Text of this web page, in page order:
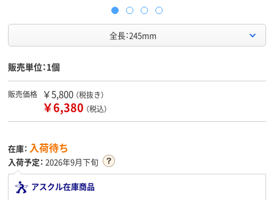
全長：245mm
販売単位：1個
販売価格 ￥5,800 （税抜き）
￥6,380 （税込）
在庫： 入荷待ち
入荷予定： 2026年9月下旬
アスクル在庫商品